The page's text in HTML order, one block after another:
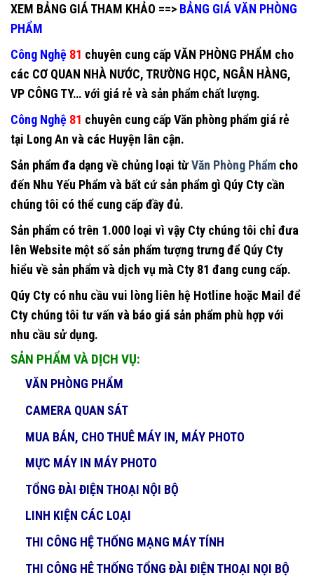
XEM BẢNG GIÁ THAM KHẢO ==> BẢNG GIÁ VĂN PHÒNG
PHẨM
Công Nghệ 81 chuyên cung cấpVĂN PHÒNG PHẨM cho
các CƠ QUAN NHÀ NƯỚC, TRƯỜNG HỌC, NGÂN HÀNG,
VP CÔNG TY… với giá rẻ và sản phẩm chất lượng.
Công Nghệ 81 chuyên cung cấpVăn phòng phẩm giá rẻ
tại Long An và các Huyện lân cận.
Sản phẩm đa dạng về chủng loại từVăn Phòng Phẩm cho
đến Nhu Yếu Phẩm và bất cứ sản phẩm gì Qúy Cty cần
chúng tôi có thể cung cấp đầy đủ.
Sản phẩm có trên 1.000 loại vì vậy Cty chúng tôi chỉ đưa
lên Website một số sản phẩm tượng trưng để Qúy Cty
hiểu về sản phẩm và dịch vụ mà Cty 81 đang cung cấp.
Qúy Cty có nhu cầu vui lòng liên hệ Hotline hoặc Mail để
Cty chúng tôi tư vấn và báo giá sản phẩm phù hợp với
nhu cầu sử dụng.
SẢN PHẨM VÀ DỊCH VỤ:
VĂN PHÒNG PHẨM
CAMERA QUAN SÁT
MUA BÁN, CHO THUÊ MÁY IN, MÁY PHOTO
MỰC MÁY IN MÁY PHOTO
TỔNG ĐÀI ĐIỆN THOẠI NỘI BỘ
LINH KIỆN CÁC LOẠI
THI CÔNG HỆ THỐNG MẠNG MÁY TÍNH
THI CÔNG HÊ THỐNG TỔNG ĐÀI ĐIỆN THOẠI NỌI BỘ